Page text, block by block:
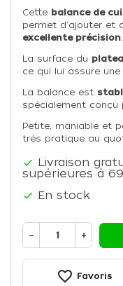
Cette balance de
permet d'ajouter et
excellente précision
La surface du
ce qui lui assure une
La balance est
spécialement conçu
Petite, maniable et
très pratique au
 Livraison
supérieures à
 En stock
− +
favorite_border Favoris